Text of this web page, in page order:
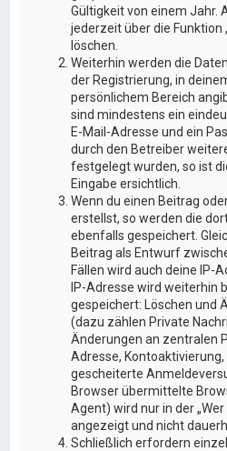
Gültigkeit von einem Jahr.
jederzeit über die Funktion
löschen.
Weiterhin werden die
der Registrierung, in
persönlichem Bereich
sind mindestens ein
E-Mail-Adresse und ein
durch den Betreiber
festgelegt wurden, so ist
Eingabe ersichtlich.
Wenn du einen Beitrag
erstellst, so werden die
ebenfalls gespeichert.
Beitrag als Entwurf
Fällen wird auch deine IP-
IP-Adresse wird weiterhin
gespeichert: Löschen und
(dazu zählen Private
Änderungen an zentralen
Adresse,
gescheiterte
Browser übermittelte
Agent) wird nur in der
angezeigt und nicht
Schließlich erfordern